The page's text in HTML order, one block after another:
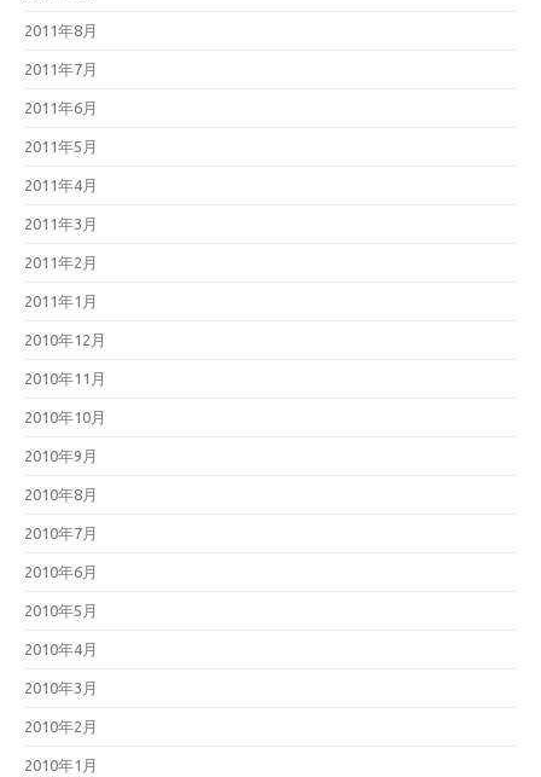
2011年8月
2011年7月
2011年6月
2011年5月
2011年4月
2011年3月
2011年2月
2011年1月
2010年12月
2010年11月
2010年10月
2010年9月
2010年8月
2010年7月
2010年6月
2010年5月
2010年4月
2010年3月
2010年2月
2010年1月